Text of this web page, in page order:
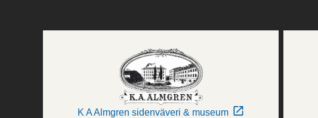
K A Almgren sidenväveri & museum